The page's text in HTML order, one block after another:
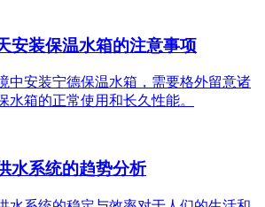
安装保温水箱的注意事项
中安装宁德保温水箱，需要格外留意诸
水箱的正常使用和长久性能。
水系统的趋势分析